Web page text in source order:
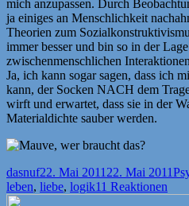
mich anzupassen. Durch
ja einiges an Menschlichkeit
Theorien zum
immer besser und bin so in der
zwischenmenschlichen
Ja, ich kann sogar sagen, dass ich
kann, der Socken NACH dem
wirft und erwartet, dass sie in der
Materialdichte sauber werden.
Autor
dasnufVeröffentlicht
am
22. Mai 2011 22. Mai 2011
leben, liebe, logik11 Reaktionen